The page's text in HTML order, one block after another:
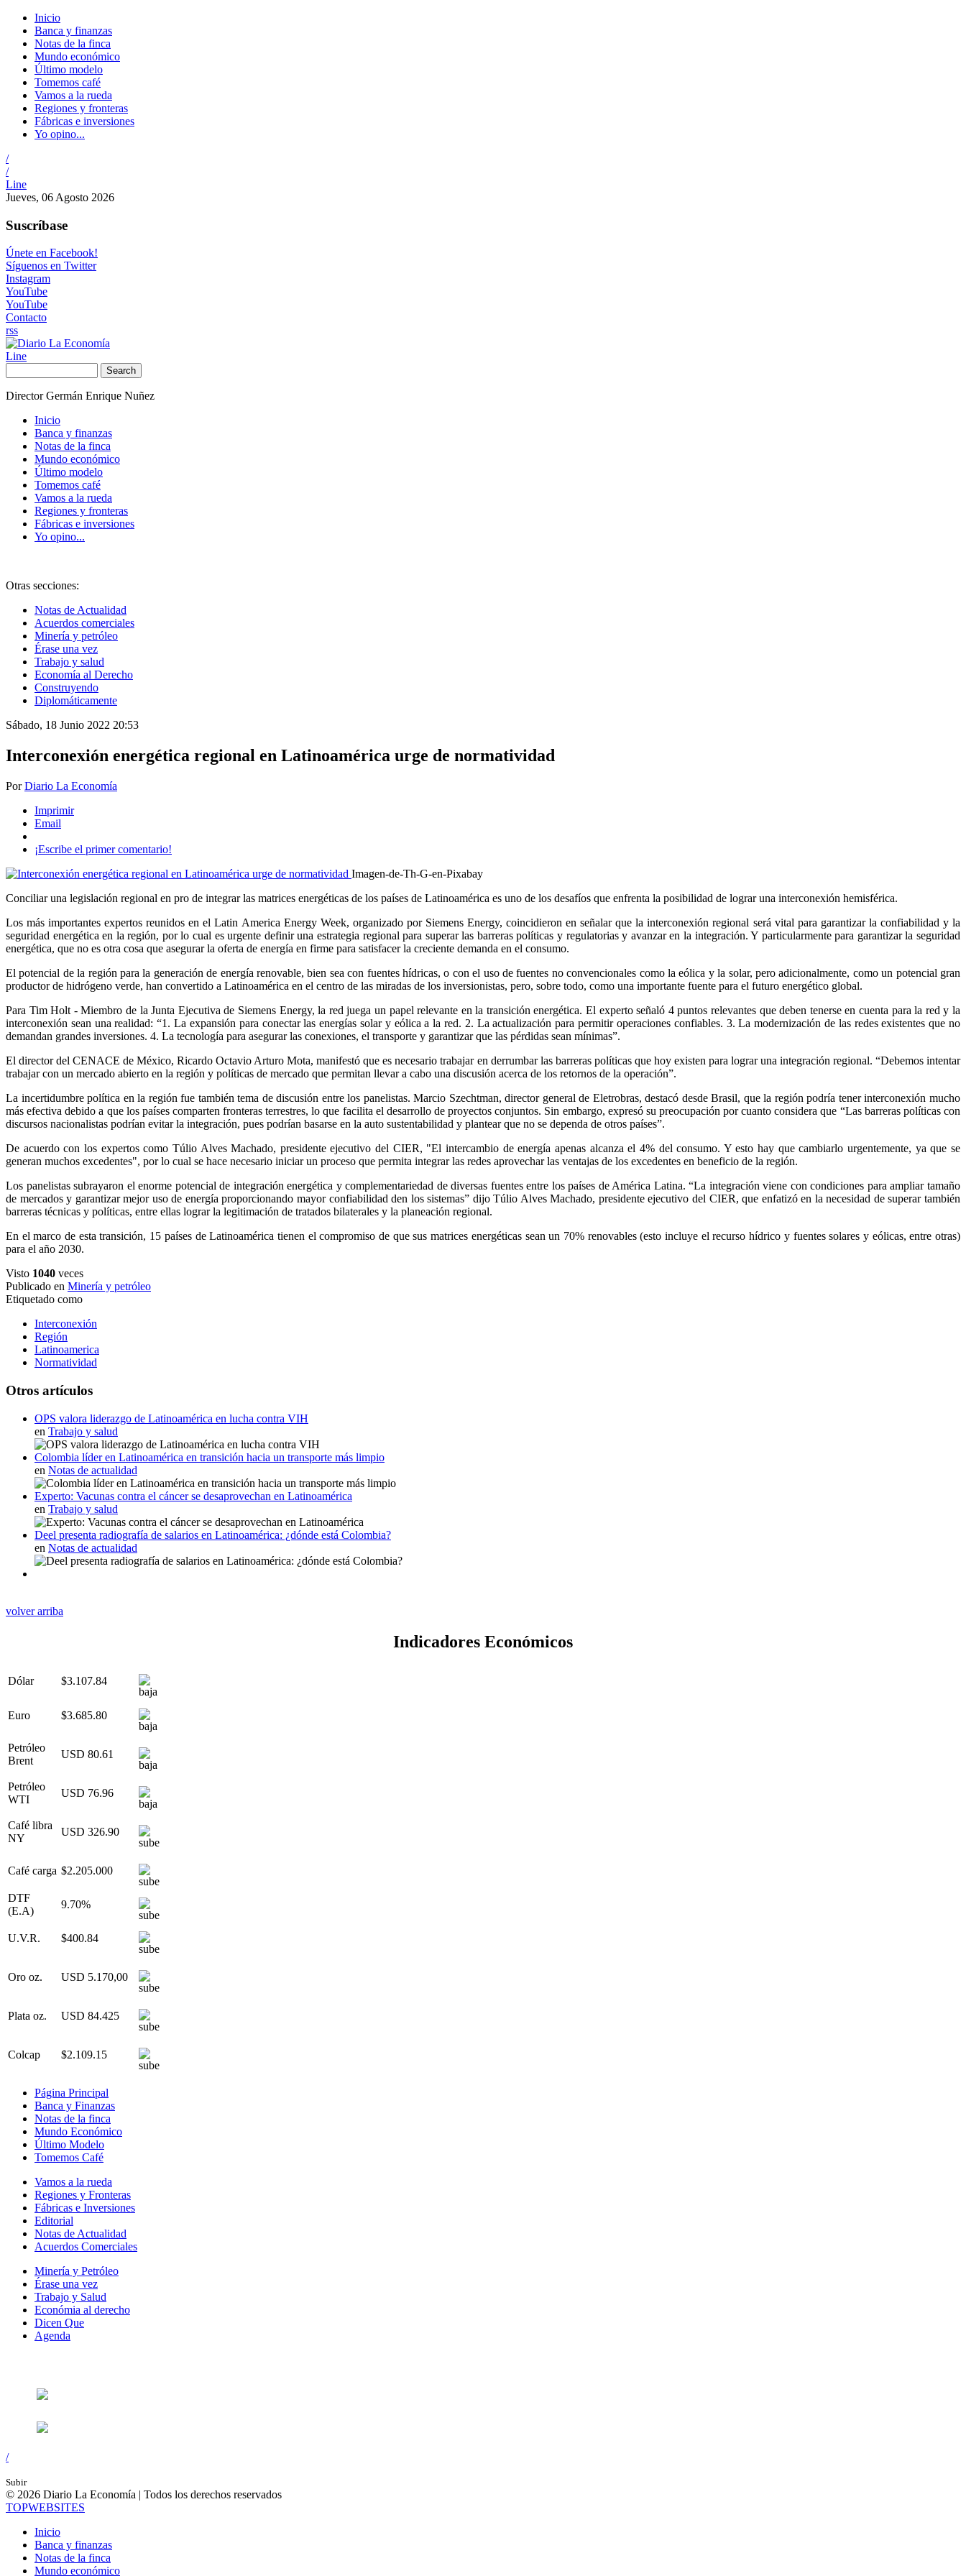
Inicio
Banca y finanzas
Notas de la finca
Mundo económico
Último modelo
Tomemos café
Vamos a la rueda
Regiones y fronteras
Fábricas e inversiones
Yo opino...
/
/
Line
Jueves, 06 Agosto 2026
Suscríbase
Únete en Facebook!
Síguenos en Twitter
Instagram
YouTube
YouTube
Contacto
rss
Line
Search
Director Germán Enrique Nuñez
Inicio
Banca y finanzas
Notas de la finca
Mundo económico
Último modelo
Tomemos café
Vamos a la rueda
Regiones y fronteras
Fábricas e inversiones
Yo opino...
Otras secciones:
Notas de Actualidad
Acuerdos comerciales
Minería y petróleo
Érase una vez
Trabajo y salud
Economía al Derecho
Construyendo
Diplomáticamente
Sábado, 18 Junio 2022 20:53
Interconexión energética regional en Latinoamérica urge de normatividad
PorDiario La Economía
Imprimir
Email
¡Escribe el primer comentario!
Imagen-de-Th-G-en-Pixabay
Conciliar una legislación regional en pro de integrar las matrices energéticas de los países de Latinoamérica es uno de los desafíos que enfrenta la posibilidad de lograr una interconexión hemisférica.
Los más importantes expertos reunidos en el Latin America Energy Week, organizado por Siemens Energy, coincidieron en señalar que la interconexión regional será vital para garantizar la confiabilidad y la
seguridad energética en la región, por lo cual es urgente definir una estrategia regional para superar las barreras políticas y regulatorias y avanzar en la integración. Y particularmente para garantizar la seguridad
energética, que no es otra cosa que asegurar la oferta de energía en firme para satisfacer la creciente demanda en el consumo.
El potencial de la región para la generación de energía renovable, bien sea con fuentes hídricas, o con el uso de fuentes no convencionales como la eólica y la solar, pero adicionalmente, como un potencial gran
productor de hidrógeno verde, han convertido a Latinoamérica en el centro de las miradas de los inversionistas, pero, sobre todo, como una importante fuente para el futuro energético global.
Para Tim Holt - Miembro de la Junta Ejecutiva de Siemens Energy, la red juega un papel relevante en la transición energética. El experto señaló 4 puntos relevantes que deben tenerse en cuenta para la red y la
interconexión sean una realidad: “1. La expansión para conectar las energías solar y eólica a la red. 2. La actualización para permitir operaciones confiables. 3. La modernización de las redes existentes que no
demandan grandes inversiones. 4. La tecnología para asegurar las conexiones, el transporte y garantizar que las pérdidas sean mínimas”.
El director del CENACE de México, Ricardo Octavio Arturo Mota, manifestó que es necesario trabajar en derrumbar las barreras políticas que hoy existen para lograr una integración regional. “Debemos intentar
trabajar con un mercado abierto en la región y políticas de mercado que permitan llevar a cabo una discusión acerca de los retornos de la operación”.
La incertidumbre política en la región fue también tema de discusión entre los panelistas. Marcio Szechtman, director general de Eletrobras, destacó desde Brasil, que la región podría tener interconexión mucho
más efectiva debido a que los países comparten fronteras terrestres, lo que facilita el desarrollo de proyectos conjuntos. Sin embargo, expresó su preocupación por cuanto considera que “Las barreras políticas con
discursos nacionalistas podrían evitar la integración, pues podrían basarse en la auto sustentabilidad y plantear que no se dependa de otros países”.
De acuerdo con los expertos como Túlio Alves Machado, presidente ejecutivo del CIER, "El intercambio de energía apenas alcanza el 4% del consumo. Y esto hay que cambiarlo urgentemente, ya que se
generan muchos excedentes", por lo cual se hace necesario iniciar un proceso que permita integrar las redes aprovechar las ventajas de los excedentes en beneficio de la región.
Los panelistas subrayaron el enorme potencial de integración energética y complementariedad de diversas fuentes entre los países de América Latina. “La integración viene con condiciones para ampliar tamaño
de mercados y garantizar mejor uso de energía proporcionando mayor confiabilidad den los sistemas” dijo Túlio Alves Machado, presidente ejecutivo del CIER, que enfatizó en la necesidad de superar también
barreras técnicas y políticas, entre ellas lograr la legitimación de tratados bilaterales y la planeación regional.
En el marco de esta transición, 15 países de Latinoamérica tienen el compromiso de que sus matrices energéticas sean un 70% renovables (esto incluye el recurso hídrico y fuentes solares y eólicas, entre otras)
para el año 2030.
Visto 1040 veces
Publicado en Minería y petróleo
Etiquetado como
Interconexión
Región
Latinoamerica
Normatividad
Otros artículos
OPS valora liderazgo de Latinoamérica en lucha contra VIH
en Trabajo y salud
Colombia líder en Latinoamérica en transición hacia un transporte más limpio
en Notas de actualidad
Experto: Vacunas contra el cáncer se desaprovechan en Latinoamérica
en Trabajo y salud
Deel presenta radiografía de salarios en Latinoamérica: ¿dónde está Colombia?
en Notas de actualidad
volver arriba
Indicadores Económicos
Dólar $3.107.84
Euro $3.685.80
Petróleo
Brent
USD 80.61
Petróleo
WTI
USD 76.96
Café libra
NY
USD 326.90
Café carga $2.205.000
DTF
(E.A)
9.70%
U.V.R. $400.84
Oro oz. USD 5.170,00
Plata oz. USD 84.425
Colcap $2.109.15
Página Principal
Banca y Finanzas
Notas de la finca
Mundo Económico
Último Modelo
Tomemos Café
Vamos a la rueda
Regiones y Fronteras
Fábricas e Inversiones
Editorial
Notas de Actualidad
Acuerdos Comerciales
Minería y Petróleo
Érase una vez
Trabajo y Salud
Económia al derecho
Dicen Que
Agenda
/
Subir
© 2026 Diario La Economía | Todos los derechos reservados
TOPWEBSITES
Inicio
Banca y finanzas
Notas de la finca
Mundo económico